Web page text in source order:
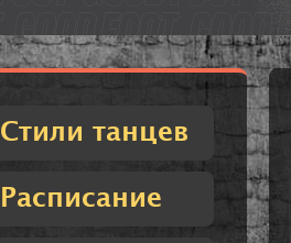
Стили танцев
Расписание